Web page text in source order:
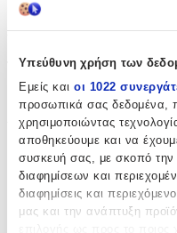
Υπεύθυνη χρήση των
Εμείς και οι 1022
προσωπικά σας δεδομένα,
χρησιμοποιώντας
αποθηκεύουμε και να
συσκευή σας, με σκοπό την
διαφημίσεων και
διαφημίσεις και
μας και την ανάπτυξη
Χαρακτηριστικά
Τύπος:
Μπρελόκ
Υλικό:
Μεταλλικό
με Led :
Όχι